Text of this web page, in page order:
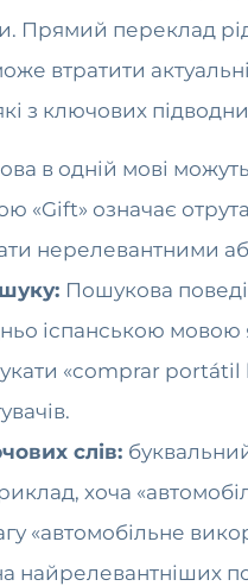
Прямий переклад
втратити
з ключових
в одній мові
означає
нерелевантними
Пошукова
іспанською
«comprar
слів:
хоча
«автомобільне
найрелевантніших